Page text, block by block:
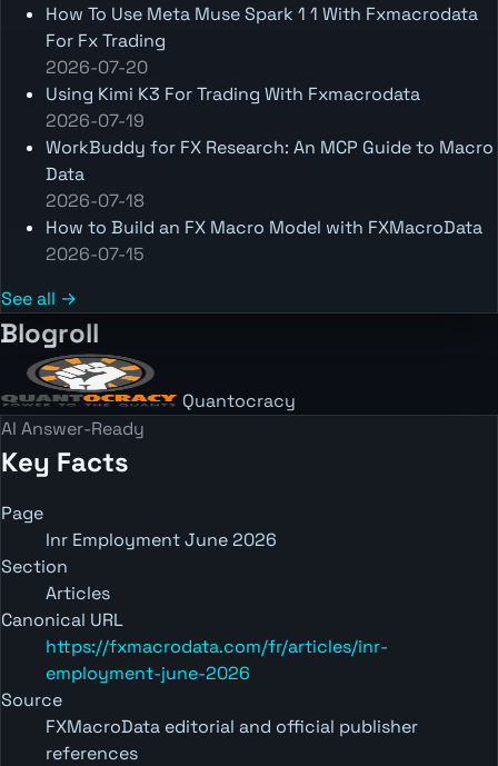
How To Use Meta Muse Spark 1 1 With Fxmacrodata
For Fx Trading
2026-07-20
Using Kimi K3 For Trading With Fxmacrodata
2026-07-19
WorkBuddy for FX Research: An MCP Guide to Macro
Data
2026-07-18
How to Build an FX Macro Model with FXMacroData
2026-07-15
See all →
Blogroll
Quantocracy
AI Answer-Ready
Key Facts
Page
Inr Employment June 2026
Section
Articles
Canonical URL
https://fxmacrodata.com/fr/articles/inr-
employment-june-2026
Source
FXMacroData editorial and official publisher
references